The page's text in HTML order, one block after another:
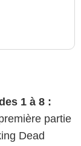
1 à 8 :
partie
Dead